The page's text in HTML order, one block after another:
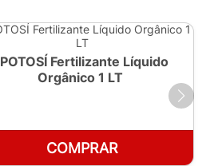
POTOSÍ Fertilizante Líquido
Orgânico 1 LT
COMPRAR